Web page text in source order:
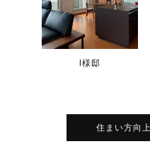
I様邸
住まい方向